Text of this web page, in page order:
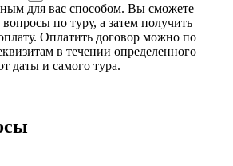
для вас способом. Вы сможете
по туру, а затем получить
Оплатить договор можно по
в течении определенного
даты и самого тура.